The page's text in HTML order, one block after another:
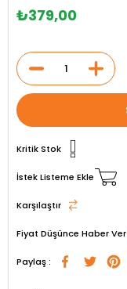
₺379,00
Kritik Stok
İstek Listeme Ekle
Karşılaştır
Fiyat Düşünce Haber Ver
Paylaş :